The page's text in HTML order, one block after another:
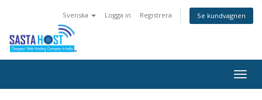
Svenska Logga in Registrera Se kundvagnen